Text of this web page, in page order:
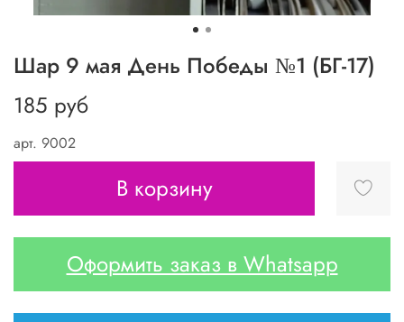
арт. 9002
Шар 9 мая День Победы №1 (БГ-17)
185 руб
В корзину
Оформить заказ в Whatsapp